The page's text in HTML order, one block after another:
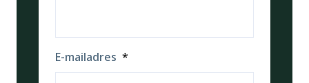
E-mailadres *